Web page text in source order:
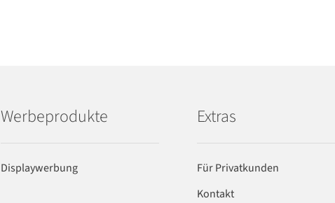
Werbeprodukte
Displaywerbung
Extras
Für Privatkunden
Kontakt